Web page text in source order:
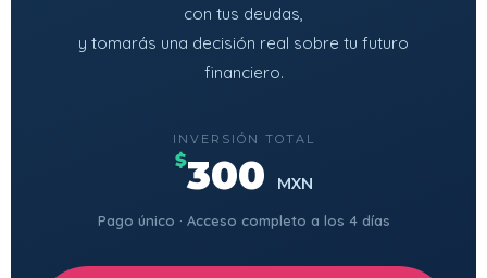
con tus deudas,
y tomarás una decisión real sobre tu futuro
financiero.
INVERSIÓN TOTAL
$300 MXN
Pago único · Acceso completo a los 4 días